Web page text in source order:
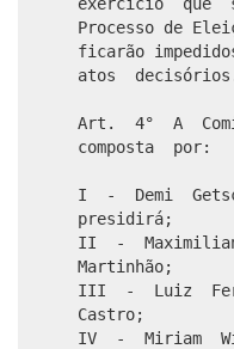
Processo de
ficarão
atos
Art. 4° A
composta por:
I - Demi
presidirá;
II -
Martinhão;
III - Luiz
Castro;
IV - Miriam